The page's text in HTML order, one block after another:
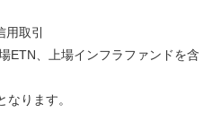
取引
、上場インフラファンドを含
ります。